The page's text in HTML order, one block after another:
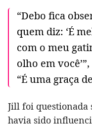
“Debo fica
quem diz: ‘É
com o meu
olho em
“É uma graça
Jill foi questionada
havia sido